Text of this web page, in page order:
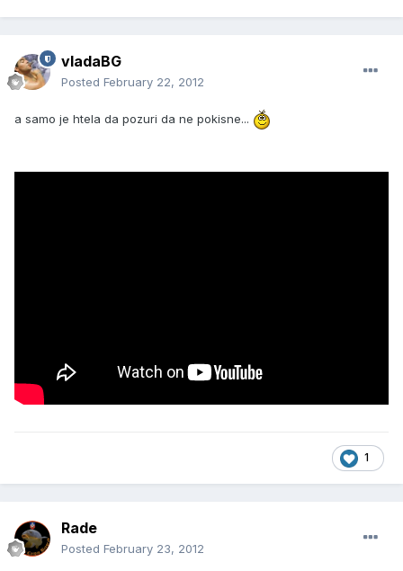
vladaBG
Posted February 22, 2012
a samo je htela da pozuri da ne pokisne...
1
Rade
Posted February 23, 2012